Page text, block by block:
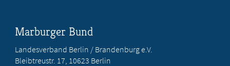
Marburger Bund
Landesverband Berlin / Brandenburg e.V.
Bleibtreustr. 17, 10623 Berlin